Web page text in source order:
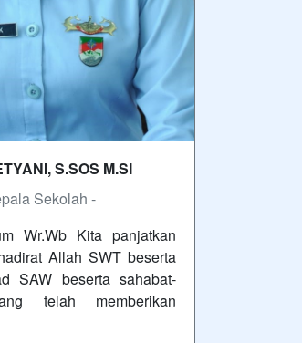
S.SOS M.SI
Sekolah -
Wr.Wb Kita panjatkan
Allah SWT beserta
SAW beserta sahabat-
telah memberikan